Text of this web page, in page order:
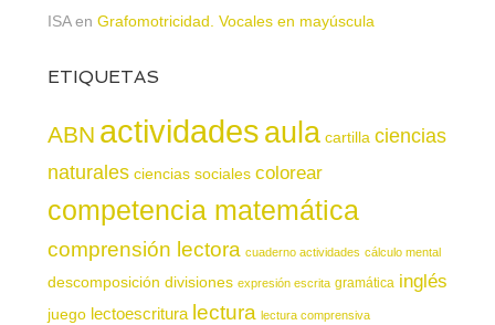
ISAen Grafomotricidad. Vocales en mayúscula
ETIQUETAS
ABN actividadesaula cartilla ciencias
naturales ciencias sociales colorear
competencia matemática
comprensión lectora cuaderno actividades cálculo mental
descomposición divisiones expresión escrita gramática inglés
juego lectoescritura lectura lectura comprensiva